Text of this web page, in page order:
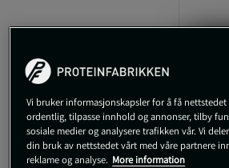
Vi bruker informasjonskapsler for å få
ordentlig, tilpasse innhold og annonser, tilby
sosiale medier og analysere trafikken vår. Vi
din bruk av nettstedet vårt med våre partnere
reklame og analyse. More information